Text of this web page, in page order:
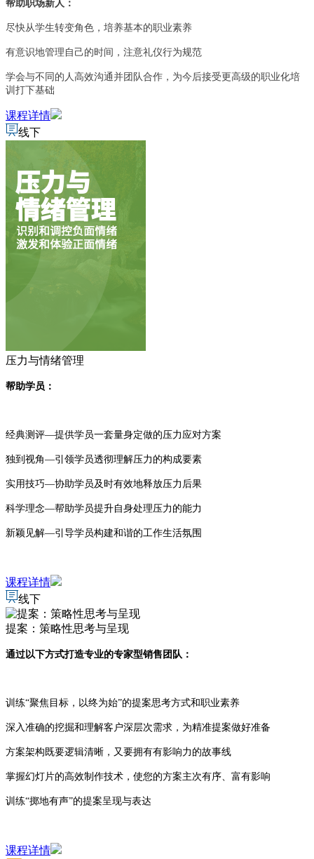
帮助职场新人：
尽快从学生转变角色，培养基本的职业素养
有意识地管理自己的时间，注意礼仪行为规范
学会与不同的人高效沟通并团队合作，为今后接受更高级的职业化培
训打下基础
课程详情
线下
压力与情绪管理
帮助学员：
经典测评—提供学员一套量身定做的压力应对方案
独到视角—引领学员透彻理解压力的构成要素
实用技巧—协助学员及时有效地释放压力后果
科学理念—帮助学员提升自身处理压力的能力
新颖见解—引导学员构建和谐的工作生活氛围
课程详情
线下
提案：策略性思考与呈现
通过以下方式打造专业的专家型销售团队：
训练“聚焦目标，以终为始”的提案思考方式和职业素养
深入准确的挖掘和理解客户深层次需求，为精准提案做好准备
方案架构既要逻辑清晰，又要拥有有影响力的故事线
掌握幻灯片的高效制作技术，使您的方案主次有序、富有影响
训练“掷地有声”的提案呈现与表达
课程详情